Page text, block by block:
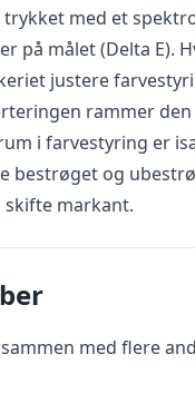
med et
på målet (Delta E).
justere
rammer den
i farvestyring er
bestrøget og
skifte markant.
med flere